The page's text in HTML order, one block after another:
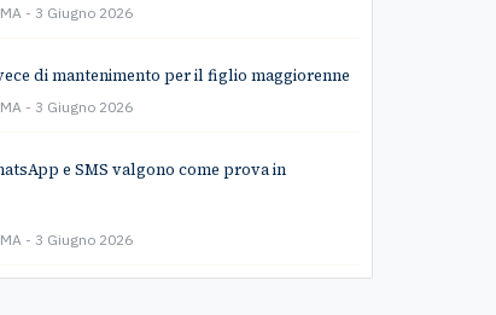
3 Giugno 2026
di mantenimento per il figlio maggiorenne
3 Giugno 2026
e SMS valgono come prova in
3 Giugno 2026